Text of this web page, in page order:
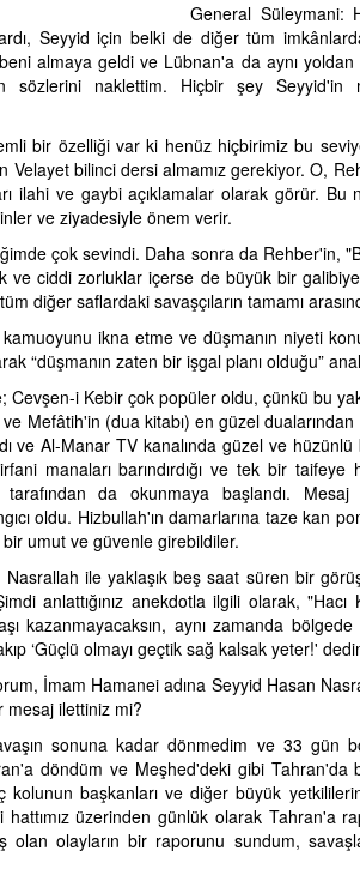
General Süleymani:
Seyyid için belki de diğer tüm
almaya geldi ve Lübnan'a da aynı
sözlerini naklettim. Hiçbir şey Seyyid'in
bir özelliği var ki henüz hiçbirimiz bu
Velayet bilinci dersi almamız gerekiyor. O,
ilahi ve gaybi açıklamalar olarak görür. Bu
ve ziyadesiyle önem verir.
çok sevindi. Daha sonra da Rehber'in,
ve ciddi zorluklar içerse de büyük bir
diğer saflardaki savaşçıların tamamı
ikna etme ve düşmanın niyeti
“düşmanın zaten bir işgal planı olduğu”
Cevşen-i Kebir çok popüler oldu, çünkü bu
Mefâtih'in (dua kitabı) en güzel
ve Al-Manar TV kanalında güzel ve
manaları barındırdığı ve tek bir taifeye
tarafından da okunmaya başlandı.
oldu. Hizbullah'ın damarlarına taze kan
umut ve güvenle girebildiler.
ile yaklaşık beş saat süren bir
anlattığınız anekdotla ilgili olarak,
kazanmayacaksın, aynı zamanda
‘Güçlü olmayı geçtik sağ kalsak yeter!'
İmam Hamanei adına Seyyid Hasan
mesaj ilettiniz mi?
sonuna kadar dönmedim ve 33 gün
döndüm ve Meşhed'deki gibi Tahran'da
başkanları ve diğer büyük yetkililerin
hattımız üzerinden günlük olarak Tahran'a
olan olayların bir raporunu sundum,